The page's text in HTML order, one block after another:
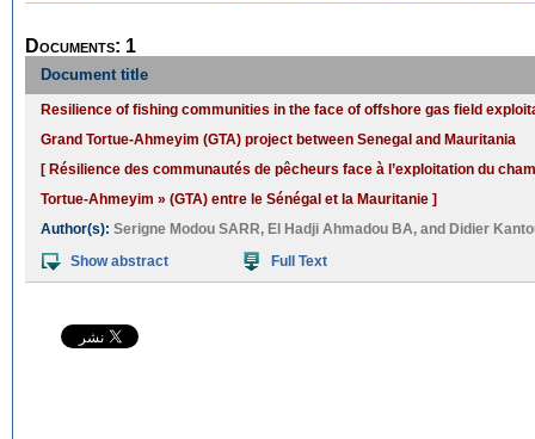
Documents: 1
Document title
Resilience of fishing communities in the face of offshore gas field
Grand Tortue-Ahmeyim (GTA) project between Senegal and Mauritania
[ Résilience des communautés de pêcheurs face à l’exploitation du
Tortue-Ahmeyim » (GTA) entre le Sénégal et la Mauritanie ]
Author(s): Serigne Modou SARR, El Hadji Ahmadou BA, and Didier
Show abstract
Full Text